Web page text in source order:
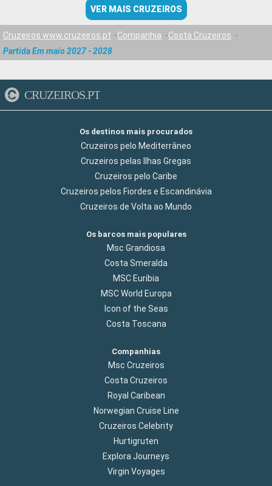
VER MAIS CRUZEIROS
Cruzeiros www.cruzeiros.pt Companhia
Costa Cruzeiros
Partida Em maio 2027 - 2028
CRUZEIROS.PT
Os destinos mais procurados
Cruzeiros pelo Mediterrâneo
Cruzeiros pelas Ilhas Gregas
Cruzeiros pelo Caribe
Cruzeiros pelos Fiordes e Escandinávia
Cruzeiros de Volta ao Mundo
Os barcos mais populares
Msc Grandiosa
Costa Smeralda
MSC Euribia
MSC World Europa
Icon of the Seas
Costa Toscana
Companhias
Msc Cruzeiros
Costa Cruzeiros
Royal Caribean
Norwegian Cruise Line
Cruzeiros Celebrity
Hurtigruten
Explora Journeys
Virgin Voyages